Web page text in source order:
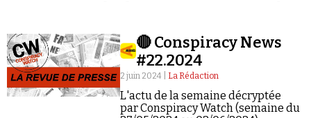
Demander à Vera
🔴 Conspiracy News
#22.2024
2 juin 2024 | La Rédaction
L'actu de la semaine décryptée
par Conspiracy Watch (semaine du